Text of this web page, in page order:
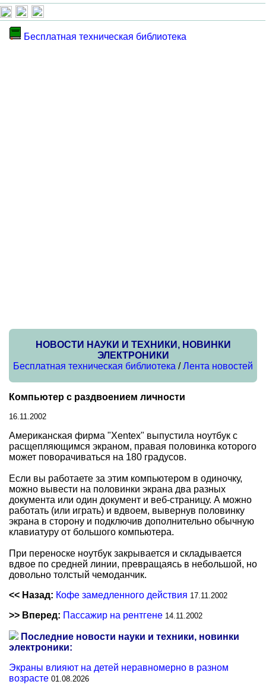
Бесплатная техническая библиотека
НОВОСТИ НАУКИ И ТЕХНИКИ, НОВИНКИ
ЭЛЕКТРОНИКИ
Бесплатная техническая библиотека /Лента новостей
Компьютер с раздвоением личности
16.11.2002
Американская фирма "Xentex" выпустила ноутбук с
расщепляющимся экраном, правая половинка которого
может поворачиваться на 180 градусов.
Если вы работаете за этим компьютером в одиночку,
можно вывести на половинки экрана два разных
документа или один документ и веб-страницу. А можно
работать (или играть) и вдвоем, вывернув половинку
экрана в сторону и подключив дополнительно обычную
клавиатуру от большого компьютера.
При переноске ноутбук закрывается и складывается
вдвое по средней линии, превращаясь в небольшой, но
довольно толстый чемоданчик.
<< Назад: Кофе замедленного действия 17.11.2002
>> Вперед: Пассажир на рентгене 14.11.2002
Последние новости науки и техники, новинки
электроники:
Экраны влияют на детей неравномерно в разном
возрасте 01.08.2026